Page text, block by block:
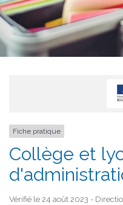
Fiche pratique
Collège et
Vérifié le 24 août 2023 -